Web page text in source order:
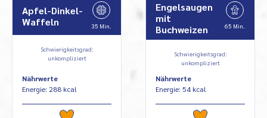
Apfel-Dinkel-
Waffeln
35 Min.
Schwierigkeitsgrad:
unkompliziert
Nährwerte
Energie: 288 kcal
Engelsaugen
mit
Buchweizen
65 Min.
Schwierigkeitsgrad:
unkompliziert
Nährwerte
Energie: 54 kcal